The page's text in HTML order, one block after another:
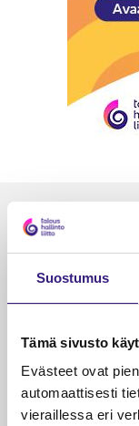
Suostumus
Tämä sivusto
Evästeet ovat
automaattisesti
vieraillessa eri
Luetuimmat
VEROTUS
veloitus,
veloitus ja
Petri Salomaa
15.5.2023 10 min